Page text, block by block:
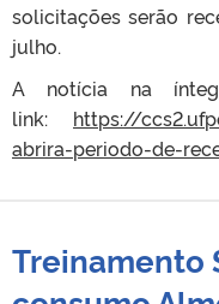
solicitações serão
julho.
A notícia na
link: https://
abrira-periodo-de-
Treinamento